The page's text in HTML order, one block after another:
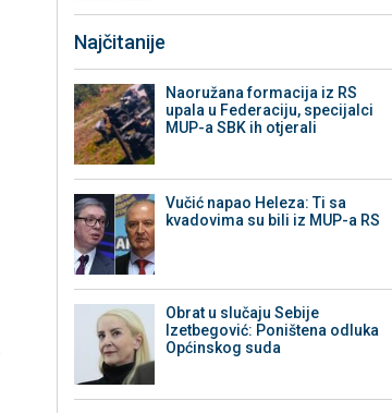
Najčitanije
Naoružana formacija iz RS
upala u Federaciju, specijalci
MUP-a SBK ih otjerali
Vučić napao Heleza: Ti sa
kvadovima su bili iz MUP-a RS
Obrat u slučaju Sebije
Izetbegović: Poništena odluka
Općinskog suda